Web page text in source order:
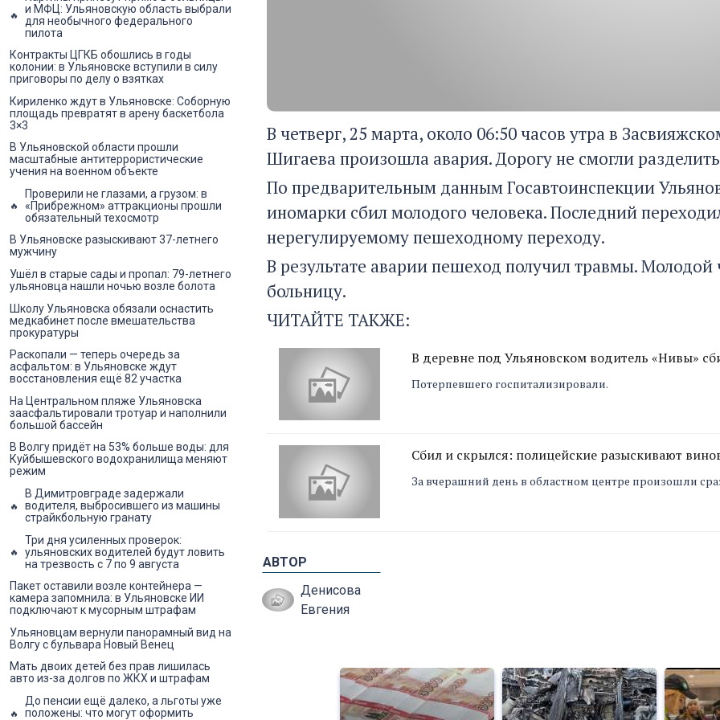
В четверг, 25 марта, около 06:50 часов утра в
Шигаева произошла авария. Дорогу не смогли
По предварительным данным Госавтоинспекции
иномарки сбил молодого человека. Последний
нерегулируемому пешеходному переходу.
В результате аварии пешеход получил травмы.
больницу.
ЧИТАЙТЕ ТАКЖЕ:
В деревне под Ульяновском водитель «Нивы»
Потерпевшего госпитализировали.
Сбил и скрылся: полицейские разыскивают
За вчерашний день в областном центре произошли
АВТОР
Денисова
Евгения
и МФЦ: Ульяновскую область выбрали
для необычного федерального
пилота
Контракты ЦГКБ обошлись в годы
колонии: в Ульяновске вступили в силу
приговоры по делу о взятках
Кириленко ждут в Ульяновске: Соборную
площадь превратят в арену баскетбола
3×3
В Ульяновской области прошли
масштабные антитеррористические
учения на военном объекте
Проверили не глазами, а грузом: в
«Прибрежном» аттракционы прошли
обязательный техосмотр
В Ульяновске разыскивают 37-летнего
мужчину
Ушёл в старые сады и пропал: 79-летнего
ульяновца нашли ночью возле болота
Школу Ульяновска обязали оснастить
медкабинет после вмешательства
прокуратуры
Раскопали — теперь очередь за
асфальтом: в Ульяновске ждут
восстановления ещё 82 участка
На Центральном пляже Ульяновска
заасфальтировали тротуар и наполнили
большой бассейн
В Волгу придёт на 53% больше воды: для
Куйбышевского водохранилища меняют
режим
В Димитровграде задержали
водителя, выбросившего из машины
страйкбольную гранату
Три дня усиленных проверок:
ульяновских водителей будут ловить
на трезвость с 7 по 9 августа
Пакет оставили возле контейнера —
камера запомнила: в Ульяновске ИИ
подключают к мусорным штрафам
Ульяновцам вернули панорамный вид на
Волгу с бульвара Новый Венец
Мать двоих детей без прав лишилась
авто из-за долгов по ЖКХ и штрафам
До пенсии ещё далеко, а льготы уже
положены: что могут оформить